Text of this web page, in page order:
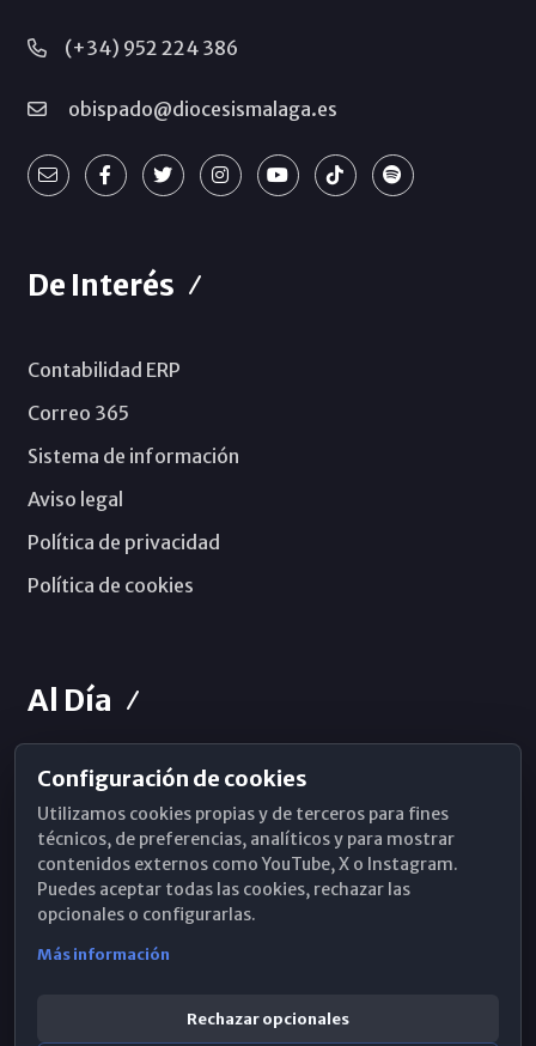
(+34) 952 224 386
obispado@diocesismalaga.es
De Interés
Contabilidad ERP
Correo 365
Sistema de información
Aviso legal
Política de privacidad
Política de cookies
Al Día
Horarios de Misa
Hemeroteca
WhatsApp
Configuración de cookies
Utilizamos cookies propias y de terceros para fines
técnicos, de preferencias, analíticos y para mostrar
contenidos externos como YouTube, X o Instagram.
Puedes aceptar todas las cookies, rechazar las
opcionales o configurarlas.
Más información
Rechazar opcionales